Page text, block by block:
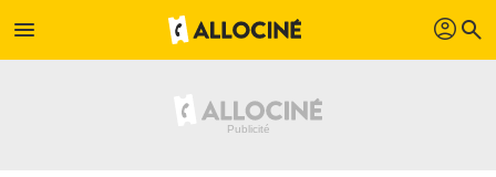
menu profil search